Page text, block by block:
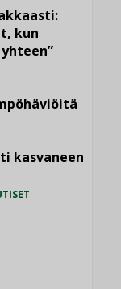
kun
kasvaneen